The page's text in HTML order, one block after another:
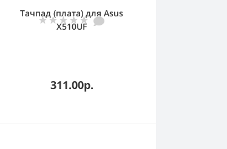
Тачпад (плата) для Asus
X510UF
311.00р.